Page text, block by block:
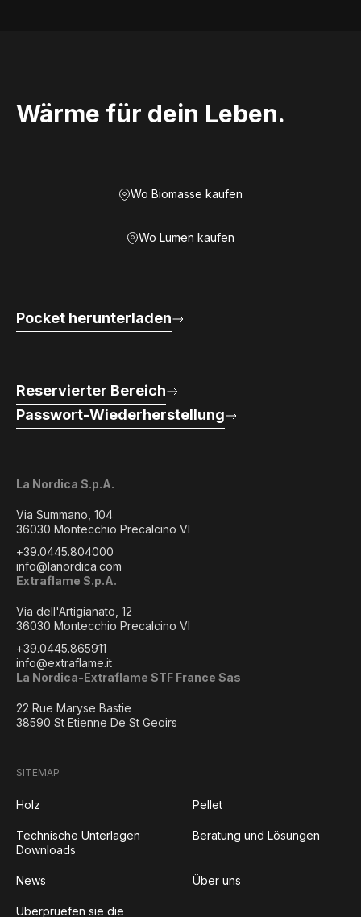
Wärme für dein Leben.
Wo Biomasse kaufen
Wo Lumen kaufen
La Nordica S.p.A.
Via Summano, 104
36030 Montecchio Precalcino VI
+39.0445.804000
info@lanordica.com
Extraflame S.p.A.
Via dell'Artigianato, 12
36030 Montecchio Precalcino VI
+39.0445.865911
info@extraflame.it
La Nordica-Extraflame STF France Sas
22 Rue Maryse Bastie
38590 St Etienne De St Geoirs
Pocket herunterladen
Reservierter Bereich
Passwort-Wiederherstellung
SITEMAP
Holz Pellet
Technische Unterlagen
Downloads
Beratung und Lösungen
News Über uns
Uberpruefen sie die